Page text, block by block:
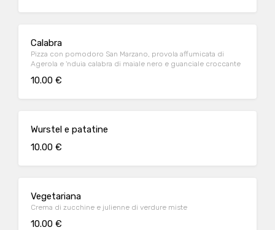
Calabra
Pizza con pomodoro San Marzano, provola affumicata di
Agerola e 'nduia calabra di maiale nero e guanciale croccante
10.00 €
Wurstel e patatine
10.00 €
Vegetariana
Crema di zucchine e julienne di verdure miste
10.00 €